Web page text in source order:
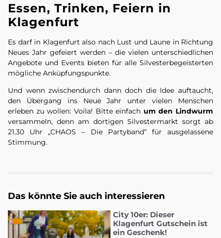
Essen, Trinken, Feiern in
Klagenfurt
Es darf in Klagenfurt also nach Lust und Laune in Richtung
Neues Jahr gefeiert werden – die vielen unterschiedlichen
Angebote und Events bieten für alle Silvesterbegeisterten
mögliche Anküpfungspunkte.
Und wenn zwischendurch dann doch die Idee auftaucht,
den Übergang ins Neue Jahr unter vielen Menschen
erleben zu wollen: Voila! Bitte einfach um den Lindwurm
versammeln, denn am dortigen Silvestermarkt sorgt ab
21.30 Uhr „CHAOS – Die Partyband“ für ausgelassene
Stimmung.
Das könnte Sie auch interessieren
City 10er: Dieser
Klagenfurt Gutschein ist
ein Geschenk!